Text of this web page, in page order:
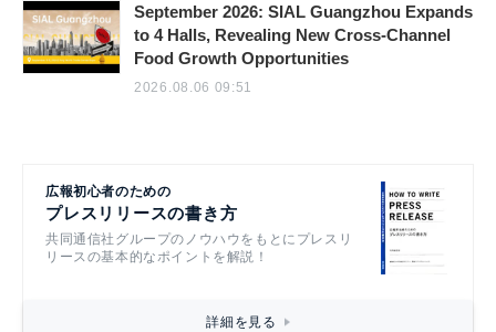
September 2026: SIAL Guangzhou Expands
to 4 Halls, Revealing New Cross-Channel
Food Growth Opportunities
2026.08.06 09:51
広報初心者のための
プレスリリースの書き方
共同通信社グループのノウハウをもとにプレスリ
リースの基本的なポイントを解説！
詳細を見る